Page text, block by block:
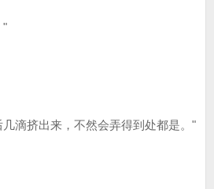
"
滴挤出来，不然会弄得到处都是。"